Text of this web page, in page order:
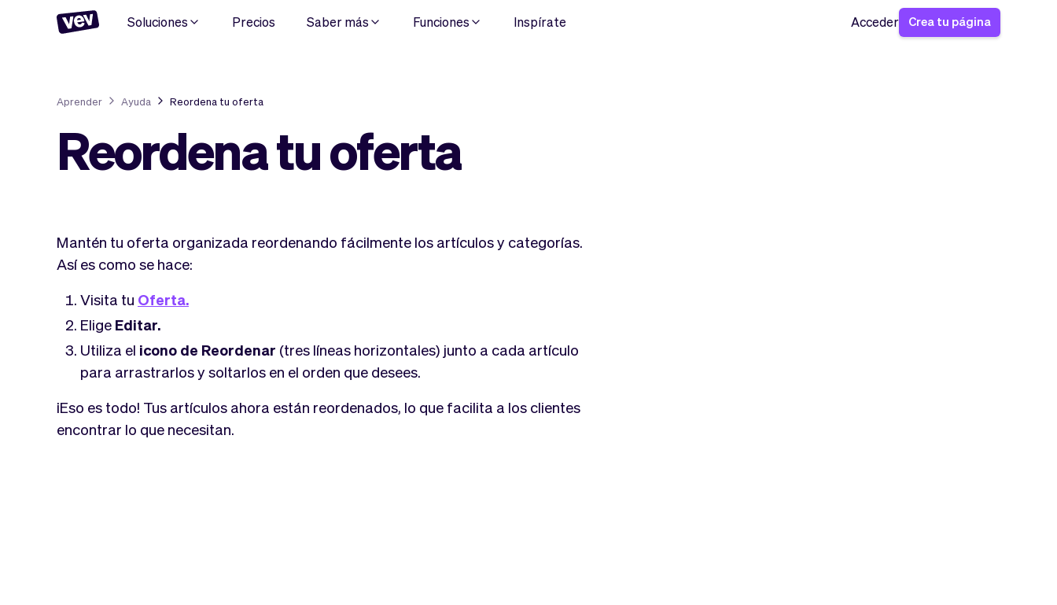
Soluciones Precios Saber más Funciones Inspírate Acceder Crea tu página
Aprender Ayuda Reordena tu oferta
Reordena tu oferta
Mantén tu oferta organizada reordenando fácilmente los artículos y categorías.
Así es como se hace:
Visita tu Oferta.
Elige Editar.
Utiliza el icono de Reordenar (tres líneas horizontales) junto a cada artículo
para arrastrarlos y soltarlos en el orden que desees.
¡Eso es todo! Tus artículos ahora están reordenados, lo que facilita a los clientes
encontrar lo que necesitan.